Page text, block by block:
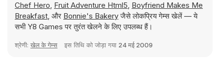
Chef Hero, Fruit Adventure Html5, Boyfriend Makes Me
Breakfast, और Bonnie's Bakeryजैसे लोकप्रिय गेम्स खेलें — ये
सभी Y8 Games पर तुरंत खेलने के लिए उपलब्ध हैं।
श्रेणी: खेल के गेम्स इस तिथि को जोड़ा गया 24 मई 2009